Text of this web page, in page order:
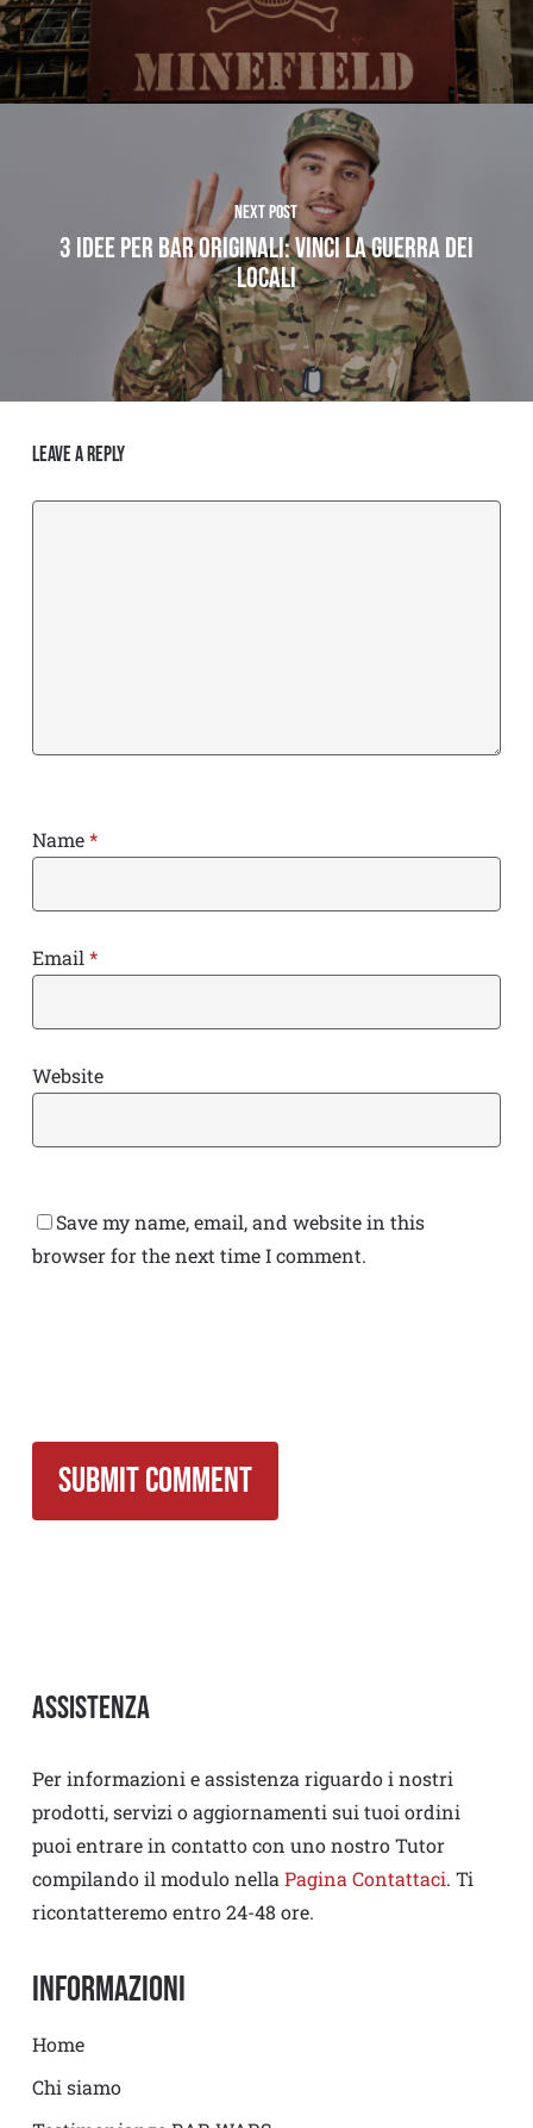
Next Post
3 Idee per Bar Originali: Vinci la Guerra dei
Locali
Leave a Reply
Name*
Email *
Website
Save my name, email, and website in this
browser for the next time I comment.
Assistenza
Per informazioni e assistenza riguardo i nostri
prodotti, servizi o aggiornamenti sui tuoi ordini
puoi entrare in contatto con uno nostro Tutor
compilando il modulo nella Pagina Contattaci. Ti
ricontatteremo entro 24-48 ore.
Informazioni
Home
Chi siamo